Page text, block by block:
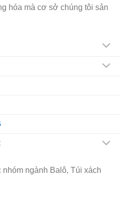
hóa mà cơ sở chúng tôi sản
ngành Balô, Túi xách